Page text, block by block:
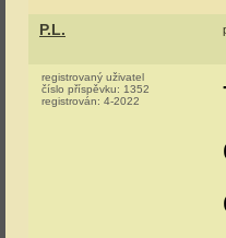
P.L.
registrovaný uživatel
číslo příspěvku: 1352
registrován: 4-2022